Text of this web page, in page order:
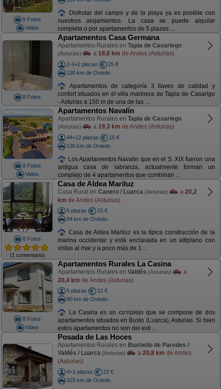
8 Fotos
Video
Disfrutar del campo y de la playa ya es posible con
nuestros alojamientos. La casa se puede alquilar
completa o por apartamentos de 5 plazas ...
8 Fotos
Apartamentos Casa Germana
Apartamentos Rurales en Tapia de Casariego
(Asturias) a 18,6 km de Andes (Asturias)
2-4+2 plazas
25 €
130 km de Oviedo
Apartamentos de categoría 3 llaves de calidad y
confort situados en el villa marinera de Tapia de Casarigo
- Asturias a 150 m de una de las ...
8 Fotos
Video
Apartamentos Navalín
Apartamentos Rurales en Tapia de Casariego
(Asturias) a 19,3 km de Andes (Asturias)
44+12 plazas
15 €
130 km de Oviedo
Los Apartamentos Navalin que en el S. XIX fueron una
antigua casa de labranza, actualmente forman un
complejo de 4 apartamentos que combinan ...
8 Fotos
(1 comentario)
Casa de Aldea Mariluz
Casa Rural en Canero / Luarca (Asturias) a 20,2
km de Andes (Asturias)
5 plazas
15 €
84 km de Oviedo
Casa de Aldea Mariluz es la típica construcción de la
marina occidental y está enclavada en un altiplano con
vistas al mar y a poco más de 1 ...
8 Fotos
Video
Apartamentos Rurales La Casina
Apartamentos Rurales en Valdés (Asturias)
a
20,4 km de Andes (Asturias)
5 plazas
12 €
80 km de Oviedo
La Casina es un complejo que se compone de dos
apartamentos situados en Busto (Luarca), Asturias. Si bien
estos apartamentos no son del esti ...
Posada de Las Hoces
Apartamentos Rurales en Bustiello de Paredes /
Valdés / Luarca (Asturias) a 20,8 km de Andes
(Asturias)
4+1 plazas
23 €
103 km de Oviedo